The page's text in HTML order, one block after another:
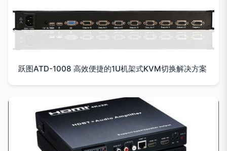
跃图ATD-1008 高效便捷的1U机架式KVM切换解决方案